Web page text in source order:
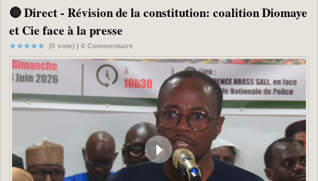
🔴 Direct - Révision de la constitution: coalition Diomaye
et Cie face à la presse
(0 vote) | 0 Commentaire